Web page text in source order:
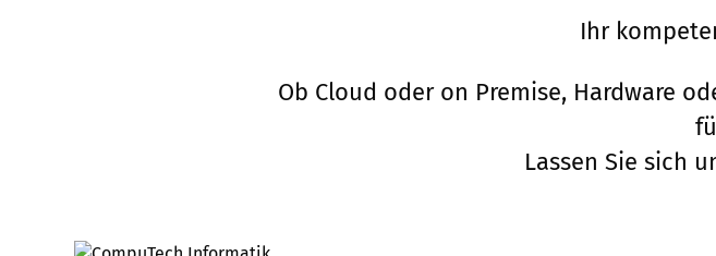
Ihr
Ob Cloud oder on Premise, Hardware
Lassen Sie sich